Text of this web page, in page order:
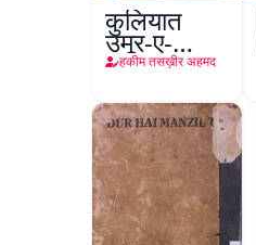
कुलियात
उमूर-ए-
तबीइया
हकीम तसख़ीर अहमद